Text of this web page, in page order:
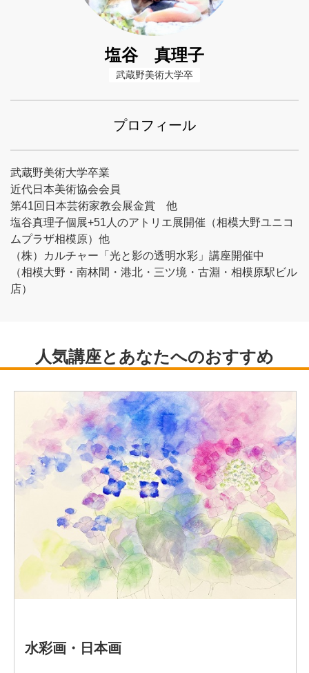
塩谷 真理子
武蔵野美術大学卒
プロフィール
武蔵野美術大学卒業
近代日本美術協会会員
第41回日本芸術家教会展金賞 他
塩谷真理子個展+51人のアトリエ展開催（相模大野ユニコ
ムプラザ相模原）他
（株）カルチャー「光と影の透明水彩」講座開催中
（相模大野・南林間・港北・三ツ境・古淵・相模原駅ビル
店）